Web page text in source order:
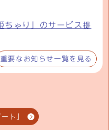
ちゃり」のサービス提
重要なお知らせ一覧を見る
ト」